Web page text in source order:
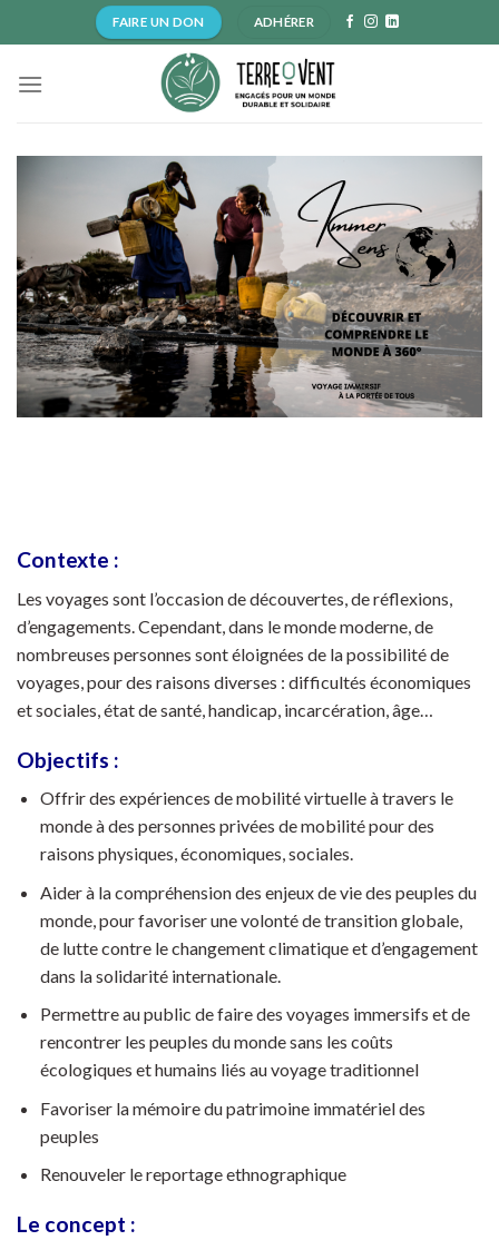
to
FAIRE UN DON ADHÉRER
Contexte :
Les voyages sont l’occasion de découvertes, de réflexions,
d’engagements. Cependant, dans le monde moderne, de
nombreuses personnes sont éloignées de la possibilité de
voyages, pour des raisons diverses : difficultés économiques
et sociales, état de santé, handicap, incarcération, âge…
Objectifs :
Offrir des expériences de mobilité virtuelle à travers le
monde à des personnes privées de mobilité pour des
raisons physiques, économiques, sociales.
Aider à la compréhension des enjeux de vie des peuples du
monde, pour favoriser une volonté de transition globale,
de lutte contre le changement climatique et d’engagement
dans la solidarité internationale.
Permettre au public de faire des voyages immersifs et de
rencontrer les peuples du monde sans les coûts
écologiques et humains liés au voyage traditionnel
Favoriser la mémoire du patrimoine immatériel des
peuples
Renouveler le reportage ethnographique
Le concept :